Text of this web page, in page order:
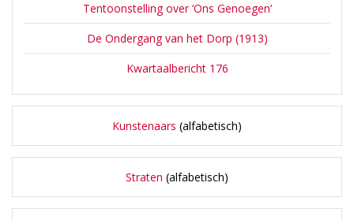
Tentoonstelling over ‘Ons Genoegen’
De Ondergang van het Dorp (1913)
Kwartaalbericht 176
Kunstenaars (alfabetisch)
Straten (alfabetisch)